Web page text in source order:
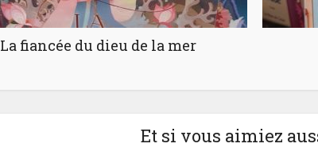
La fiancée du dieu de la mer
Et si vous aimiez